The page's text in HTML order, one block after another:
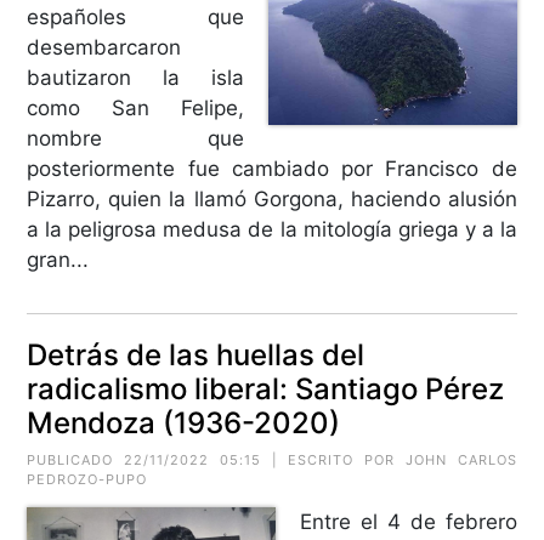
españoles que
desembarcaron
bautizaron la isla
como San Felipe,
nombre que
posteriormente fue cambiado por Francisco de
Pizarro, quien la llamó Gorgona, haciendo alusión
a la peligrosa medusa de la mitología griega y a la
gran...
Detrás de las huellas del
radicalismo liberal: Santiago Pérez
Mendoza (1936-2020)
PUBLICADO 22/11/2022 05:15 | ESCRITO POR JOHN CARLOS
PEDROZO-PUPO
Entre el 4 de febrero